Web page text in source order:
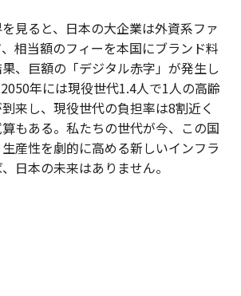
見ると、日本の大企業は外資系ファ
相当額のフィーを本国にブランド料
、巨額の「デジタル赤字」が発生し
年には現役世代1.4人で1人の高齢
来し、現役世代の負担率は8割近く
もある。私たちの世代が今、この国
産性を劇的に高める新しいインフラ
日本の未来はありません。